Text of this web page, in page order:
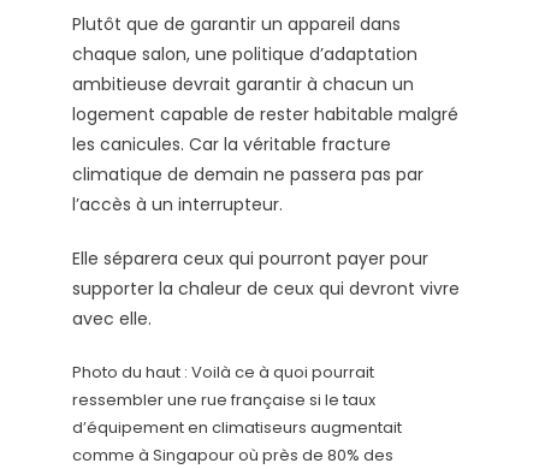
Plutôt que de garantir un appareil dans
chaque salon, une politique d’adaptation
ambitieuse devrait garantir à chacun un
logement capable de rester habitable malgré
les canicules. Car la véritable fracture
climatique de demain ne passera pas par
l’accès à un interrupteur.
Elle séparera ceux qui pourront payer pour
supporter la chaleur de ceux qui devront vivre
avec elle.
Photo du haut : Voilà ce à quoi pourrait
ressembler une rue française si le taux
d’équipement en climatiseurs augmentait
comme à Singapour où près de 80% des